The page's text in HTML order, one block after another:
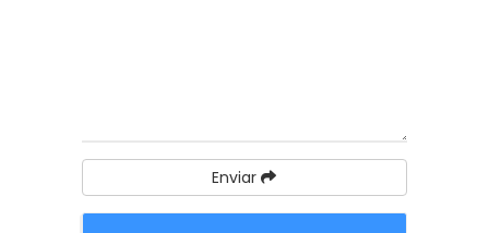
Enviar